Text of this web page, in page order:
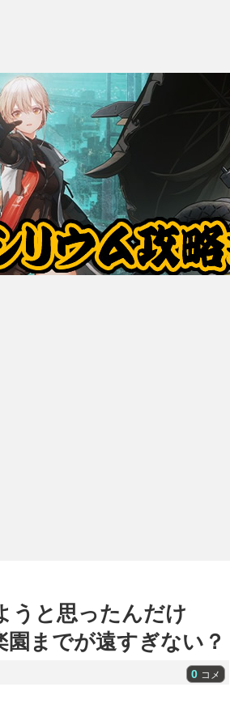
うと思ったんだけ
までが遠すぎない？
0 コメ